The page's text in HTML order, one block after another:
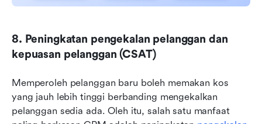
8. Peningkatan pengekalan pelanggan dan
kepuasan pelanggan (CSAT)
Memperoleh pelanggan baru boleh memakan kos
yang jauh lebih tinggi berbanding mengekalkan
pelanggan sedia ada. Oleh itu, salah satu manfaat